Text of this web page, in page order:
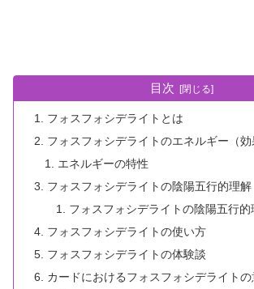
目次
フォスフォシデライトとは
フォスフォシデライトのエネルギー（効
エネルギーの特性
フォスフォシデライトの陰陽五行的理解
フォスフォシデライトの陰陽五行的
フォスフォシデライトの使い方
フォスフォシデライトの体験談
カードにおけるフォスフォシデライトの